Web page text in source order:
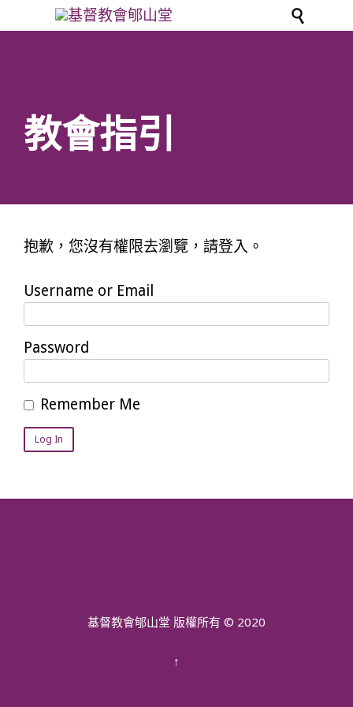

教會指引
抱歉，您沒有權限去瀏覽，請登入。
Username or Email
Password
Remember Me
基督教會郇山堂 版權所有 © 2020
↑